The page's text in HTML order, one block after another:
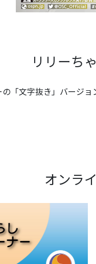
リリーち
「文字抜き」バージョ
オンラ